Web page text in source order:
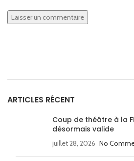
ARTICLES RÉCENT
Coup de théâtre à la
désormais valide
juillet 28, 2026 No